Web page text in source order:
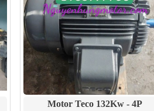
Motor Teco 132Kw - 4P